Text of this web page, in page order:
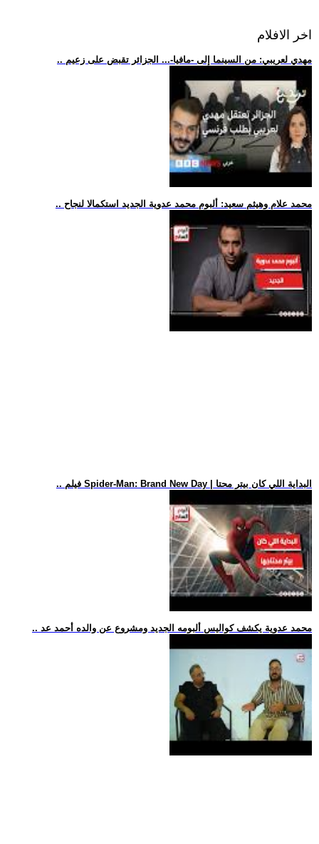
اخر الافلام
.. مهدي لعريبي: من السينما إلى -مافيا-... الجزائر تقبض على زعيم
.. محمد علام وهيثم سعيد: ألبوم محمد عدوية الجديد استكمالا لنجاح
.. فيلم Spider-Man: Brand New Day | البداية اللي كان بيتر محتا
.. محمد عدوية يكشف كواليس ألبومه الجديد ومشروع عن والده أحمد عد